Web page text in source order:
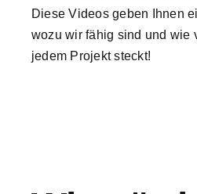
Diese Videos geben Ihnen
wozu wir fähig sind und wie
jedem Projekt steckt!